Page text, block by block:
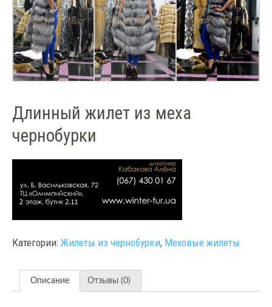
Длинный жилет из меха
чернобурки
Категории: Жилеты из чернобурки, Меховые жилеты
Описание Отзывы (0)